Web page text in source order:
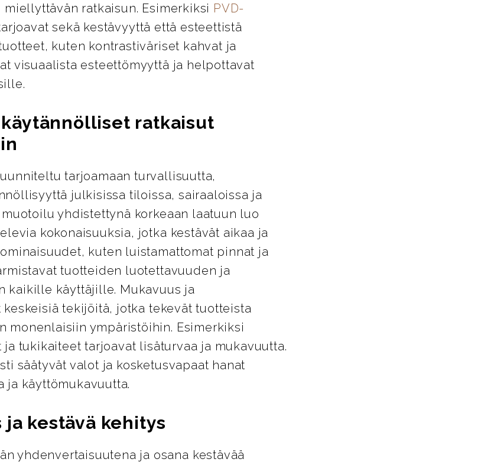
ratkaisun. Esimerkiksi PVD-
sekä kestävyyttä että esteettistä
kuten kontrastiväriset kahvat ja
visuaalista esteettömyyttä ja helpottavat
ratkaisut
tarjoamaan turvallisuutta,
julkisissa tiloissa, sairaaloissa ja
yhdistettynä korkeaan laatuun luo
kokonaisuuksia, jotka kestävät aikaa ja
kuten luistamattomat pinnat ja
tuotteiden luotettavuuden ja
kaikille käyttäjille. Mukavuus ja
tekijöitä, jotka tekevät tuotteista
monenlaisiin ympäristöihin. Esimerkiksi
tukikaiteet tarjoavat lisäturvaa ja mukavuutta.
säätyvät valot ja kosketusvapaat hanat
ja käyttömukavuutta.
kestävä kehitys
yhdenvertaisuutena ja osana kestävää